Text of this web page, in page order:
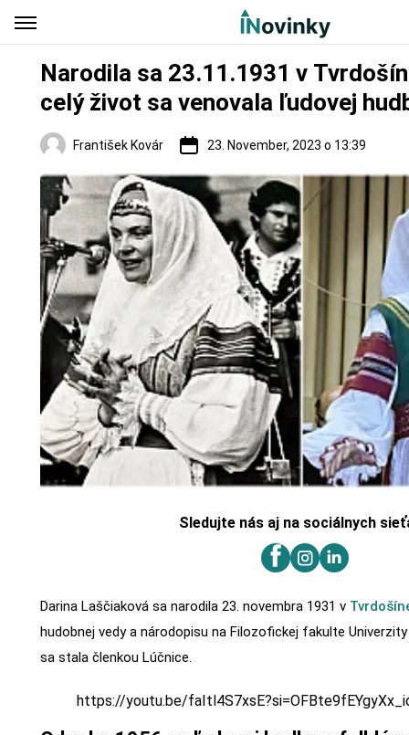
Narodila sa 23.11.1931 v
celý život sa venovala ľudovej
František Kovár 23. November, 2023 o 13:39
Slovensko
Sledujte nás aj na sociálnych
Darina Laščiaková sa narodila 23. novembra 1931 v
hudobnej vedy a národopisu na Filozofickej fakulte
sa stala členkou Lúčnice.
https://youtu.be/